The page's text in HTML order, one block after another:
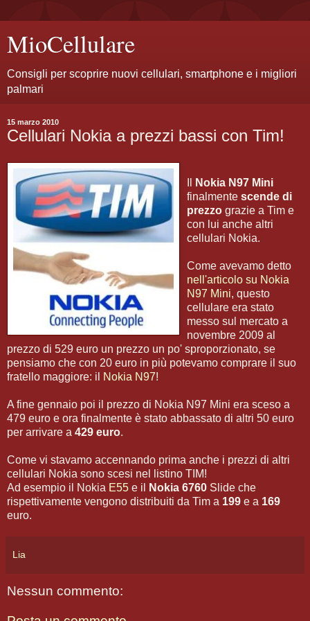
MioCellulare
Consigli per scoprire nuovi cellulari, smartphone e i migliori
palmari
15 marzo 2010
Cellulari Nokia a prezzi bassi con Tim!
Nokia N97 Mini
finalmente scende di
prezzo grazie a Tim e
con lui anche altri
cellulari Nokia.
Come avevamo detto
nell'articolo su Nokia
N97 Mini, questo
cellulare era stato
messo sul mercato a
novembre 2009 al
prezzo di 529 euro un prezzo un po' sproporzionato, se
pensiamo che con 20 euro in più potevamo comprare il suo
fratello maggiore: il
Nokia N97!
A fine gennaio poi il prezzo di Nokia N97 Mini era sceso a
479 euro e ora finalmente è stato abbassato di altri 50 euro
per arrivare a 429 euro.
Come vi stavamo accennando prima anche i prezzi di altri
cellulari Nokia sono scesi nel listino TIM!
Ad esempio il Nokia E55 e il Nokia 6760 Slide che
rispettivamente vengono distribuiti da Tim a 199 e a 169
euro.
Lia
Nessun commento: